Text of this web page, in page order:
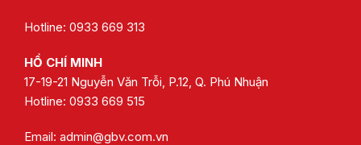
Hotline: 0933 669 313
HỒ CHÍ MINH
17-19-21 Nguyễn Văn Trỗi, P.12, Q. Phú Nhuận
Hotline: 0933 669 515
Email: admin@gbv.com.vn